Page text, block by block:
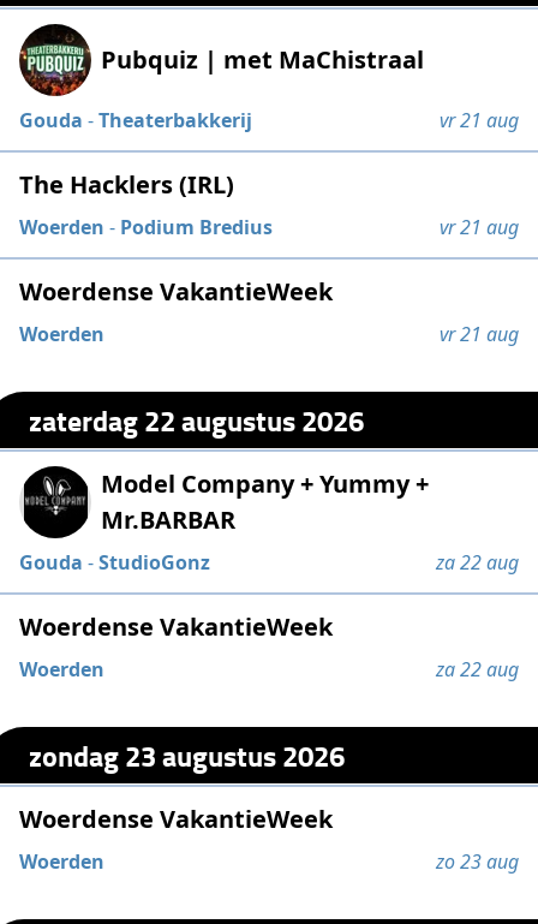
Pubquiz | met MaChistraal
Gouda -Theaterbakkerij vr 21 aug
The Hacklers (IRL)
Woerden - Podium Bredius vr 21 aug
Woerdense VakantieWeek
Woerden vr 21 aug
zaterdag 22 augustus 2026
Model Company + Yummy +
Mr.BARBAR
Gouda -StudioGonz za 22 aug
Woerdense VakantieWeek
Woerden za 22 aug
zondag 23 augustus 2026
Woerdense VakantieWeek
Woerden zo 23 aug